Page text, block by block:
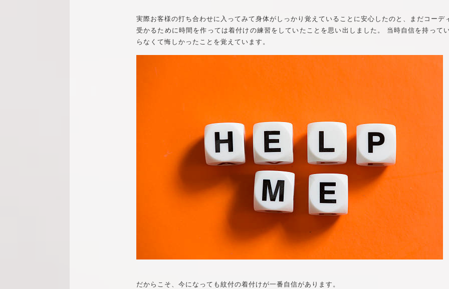
実際お客様の打ち合わせに入ってみて身体がしっかり覚えていることに安心したのと、まだコー
受かるために時間を作っては着付けの練習をしていたことを思い出しました。 当時自信を持って
らなくて悔しかったことを覚えています。
だからこそ、今になっても紋付の着付けが一番自信があります。